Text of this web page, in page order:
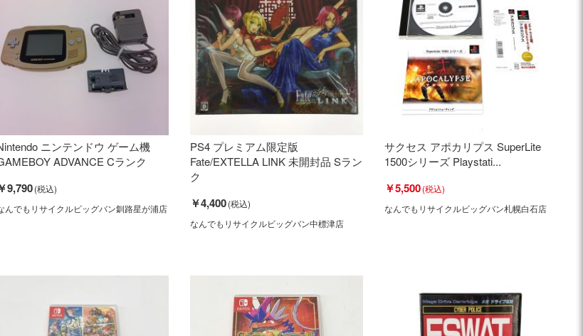
ニンテンドウ ゲーム機
ADVANCE Cランク
9,790
んでもリサイクルビッグバン釧路星が浦店
PS4 プレミアム限定版
Fate/EXTELLA LINK 未開封品 Sラン
ク
￥4,400
なんでもリサイクルビッグバン中標津店
サクセス アポカリプス SuperLite
1500シリーズ Playstati...
￥5,500
なんでもリサイクルビッグバン札幌白石店